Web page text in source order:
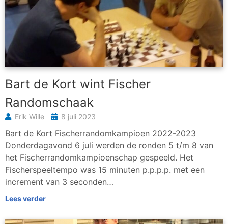
Bart de Kort wint Fischer
Randomschaak
Erik Wille 8 juli 2023
Bart de Kort Fischerrandomkampioen 2022-2023
Donderdagavond 6 juli werden de ronden 5 t/m 8 van
het Fischerrandomkampioenschap gespeeld. Het
Fischerspeeltempo was 15 minuten p.p.p.p. met een
increment van 3 seconden…
Lees verder